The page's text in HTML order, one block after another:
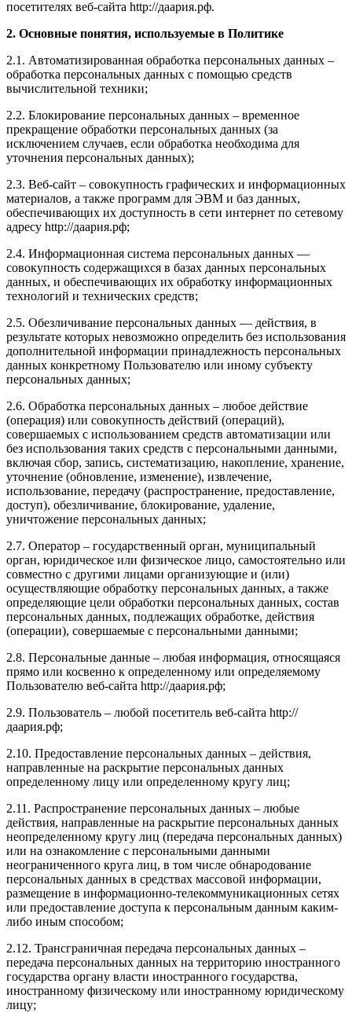
посетителях веб-сайта http://даария.рф.
2. Основные понятия, используемые в Политике
2.1. Автоматизированная обработка персональных данных –
обработка персональных данных с помощью средств
вычислительной техники;
2.2. Блокирование персональных данных – временное
прекращение обработки персональных данных (за
исключением случаев, если обработка необходима для
уточнения персональных данных);
2.3. Веб-сайт – совокупность графических и информационных
материалов, а также программ для ЭВМ и баз данных,
обеспечивающих их доступность в сети интернет по сетевому
адресу http://даария.рф;
2.4. Информационная система персональных данных —
совокупность содержащихся в базах данных персональных
данных, и обеспечивающих их обработку информационных
технологий и технических средств;
2.5. Обезличивание персональных данных — действия, в
результате которых невозможно определить без использования
дополнительной информации принадлежность персональных
данных конкретному Пользователю или иному субъекту
персональных данных;
2.6. Обработка персональных данных – любое действие
(операция) или совокупность действий (операций),
совершаемых с использованием средств автоматизации или
без использования таких средств с персональными данными,
включая сбор, запись, систематизацию, накопление, хранение,
уточнение (обновление, изменение), извлечение,
использование, передачу (распространение, предоставление,
доступ), обезличивание, блокирование, удаление,
уничтожение персональных данных;
2.7. Оператор – государственный орган, муниципальный
орган, юридическое или физическое лицо, самостоятельно или
совместно с другими лицами организующие и (или)
осуществляющие обработку персональных данных, а также
определяющие цели обработки персональных данных, состав
персональных данных, подлежащих обработке, действия
(операции), совершаемые с персональными данными;
2.8. Персональные данные – любая информация, относящаяся
прямо или косвенно к определенному или определяемому
Пользователю веб-сайта http://даария.рф;
2.9. Пользователь – любой посетитель веб-сайта http://
даария.рф;
2.10. Предоставление персональных данных – действия,
направленные на раскрытие персональных данных
определенному лицу или определенному кругу лиц;
2.11. Распространение персональных данных – любые
действия, направленные на раскрытие персональных данных
неопределенному кругу лиц (передача персональных данных)
или на ознакомление с персональными данными
неограниченного круга лиц, в том числе обнародование
персональных данных в средствах массовой информации,
размещение в информационно-телекоммуникационных сетях
или предоставление доступа к персональным данным каким-
либо иным способом;
2.12. Трансграничная передача персональных данных –
передача персональных данных на территорию иностранного
государства органу власти иностранного государства,
иностранному физическому или иностранному юридическому
лицу;